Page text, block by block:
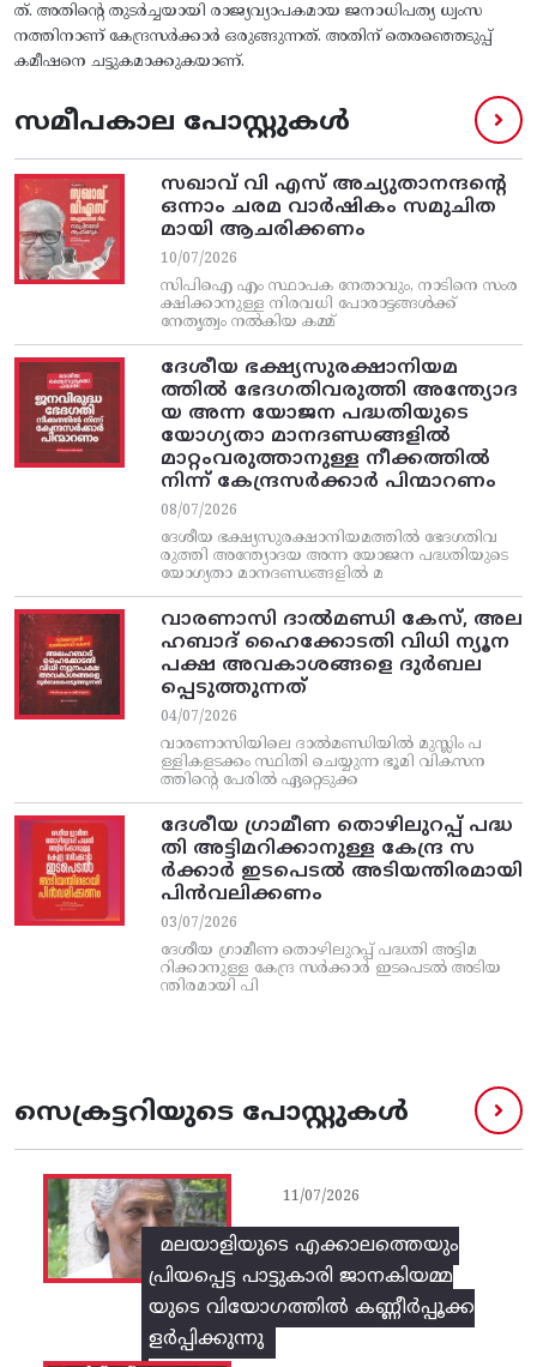
ത്‌. അതിന്റെ തുടര്‍ച്ചയായി രാജ്യവ്യാപകമായ ജനാധിപത്യ ധ്വംസ
നത്തിനാണ്‌ കേന്ദ്രസര്‍ക്കാര്‍ ഒരുങ്ങുന്നത്‌. അതിന്‌ തെരഞ്ഞെടുപ്പ്‌
കമീഷനെ ചട്ടുകമാക്കുകയാണ്.
സമീപകാല പോസ്റ്റുകൾ
സഖാവ് വി എസ്‌ അച്യുതാനന്ദന്റെ
ഒന്നാം ചരമ വാര്‍ഷികം സമുചിത
മായി ആചരിക്കണം
10/07/2026
സിപിഐ എം സ്ഥാപക നേതാവും, നാടിനെ സംര
ക്ഷിക്കാനുള്ള നിരവധി പോരാട്ടങ്ങള്‍ക്ക്‌
നേതൃത്വം നല്‍കിയ കമ്മ്
ദേശീയ ഭക്ഷ്യസുരക്ഷാനിയമ
ത്തിൽ ഭേദഗതിവരുത്തി അന്ത്യോദ
യ അന്ന യോജന പദ്ധതിയുടെ
യോഗ്യതാ മാനദണ്ഡങ്ങളിൽ
മാറ്റംവരുത്താനുള്ള നീക്കത്തിൽ
നിന്ന്‌ കേന്ദ്രസർക്കാർ പിന്മാറണം
08/07/2026
ദേശീയ ഭക്ഷ്യസുരക്ഷാനിയമത്തിൽ ഭേദഗതിവ
രുത്തി അന്ത്യോദയ അന്ന യോജന പദ്ധതിയുടെ
യോഗ്യതാ മാനദണ്ഡങ്ങളിൽ മ
വാരണാസി ദാൽമണ്ഡി കേസ്, അല
ഹബാദ് ഹൈക്കോടതി വിധി ന്യൂന
പക്ഷ അവകാശങ്ങളെ ദുർബല
പ്പെടുത്തുന്നത്
04/07/2026
വാരണാസിയിലെ ദാൽമണ്ഡിയിൽ മുസ്ലിം പ
ള്ളികളടക്കം സ്ഥിതി ചെയ്യുന്ന ഭൂമി വികസന
ത്തിന്റെ പേരിൽ ഏറ്റെടുക്ക
ദേശീയ ഗ്രാമീണ തൊഴിലുറപ്പ്‌ പദ്ധ
തി അട്ടിമറിക്കാനുള്ള കേന്ദ്ര സ
ര്‍ക്കാര്‍ ഇടപെടല്‍ അടിയന്തിരമായി
പിന്‍വലിക്കണം
03/07/2026
ദേശീയ ഗ്രാമീണ തൊഴിലുറപ്പ്‌ പദ്ധതി അട്ടിമ
റിക്കാനുള്ള കേന്ദ്ര സര്‍ക്കാര്‍ ഇടപെടല്‍ അടിയ
ന്തിരമായി പി
സെക്രട്ടറിയുടെ പോസ്റ്റുകൾ
മലയാളിയുടെ എക്കാലത്തെയും
പ്രിയപ്പെട്ട പാട്ടുകാരി ജാനകിയമ്മ
യുടെ വിയോഗത്തിൽ കണ്ണീർപ്പൂക്ക
ളർപ്പിക്കുന്നു
11/07/2026